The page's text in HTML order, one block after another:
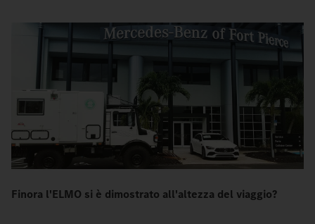
Finora l'ELMO si è dimostrato all'altezza del viaggio?